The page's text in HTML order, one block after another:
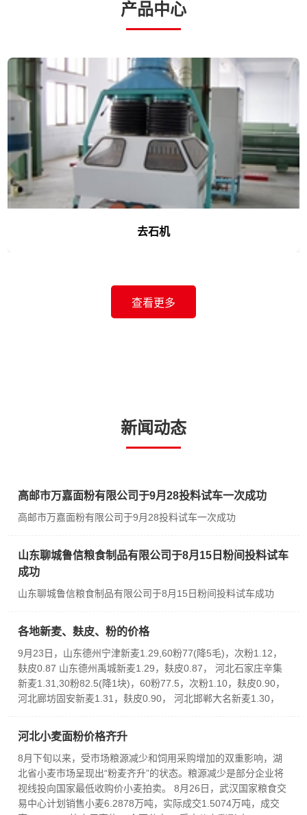
产品中心
去石机
查看更多
新闻动态
高邮市万嘉面粉有限公司于9月28投料试车一次成功
高邮市万嘉面粉有限公司于9月28投料试车一次成功
山东聊城鲁信粮食制品有限公司于8月15日粉间投料试车
成功
山东聊城鲁信粮食制品有限公司于8月15日粉间投料试车成功
各地新麦、麸皮、粉的价格
9月23日，山东德州宁津新麦1.29,60粉77(降5毛)，次粉1.12，
麸皮0.87 山东德州禹城新麦1.29，麸皮0.87， 河北石家庄辛集
新麦1.31,30粉82.5(降1块)，60粉77.5，次粉1.10，麸皮0.90，
河北廊坊固安新麦1.31，麸皮0.90， 河北邯郸大名新麦1.30，
河北小麦面粉价格齐升
8月下旬以来，受市场粮源减少和饲用采购增加的双重影响，湖
北省小麦市场呈现出“粉麦齐升”的状态。粮源减少是部分企业将
视线投向国家最低收购价小麦拍卖。 8月26日，武汉国家粮食交
易中心计划销售小麦6.2878万吨，实际成交1.5074万吨，成交